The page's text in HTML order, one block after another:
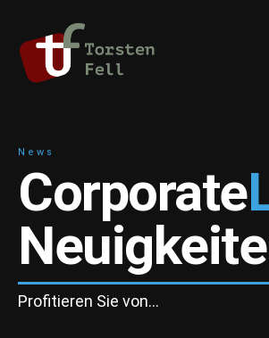
News
Corporate
Profitieren Sie von…